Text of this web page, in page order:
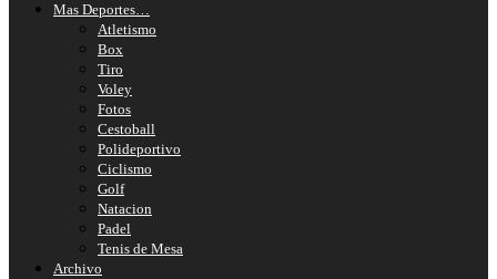
Mas Deportes…
Atletismo
Box
Tiro
Voley
Fotos
Cestoball
Polideportivo
Ciclismo
Golf
Natacion
Padel
Tenis de Mesa
Archivo